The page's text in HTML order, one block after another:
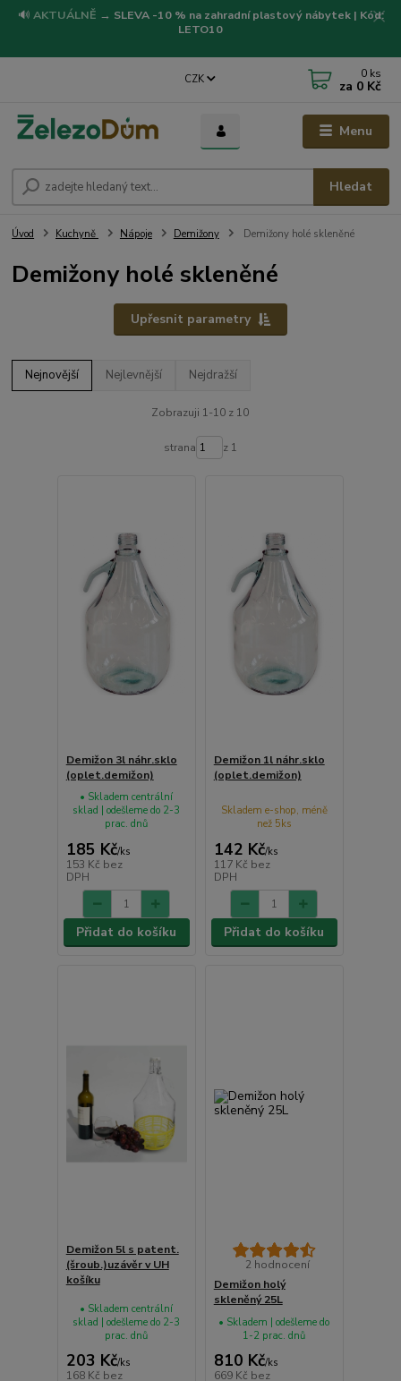
🔊 AKTUÁLNĚ → SLEVA -10 % na zahradní plastový nábytek | Kód:
LETO10
Menu
CZK
Hledat
0 ks
za 0 Kč
Úvod Kuchyně Nápoje Demižony Demižony holé skleněné
Demižony holé skleněné
Upřesnit parametry
Nejnovější Nejlevnější Nejdražší
Zobrazuji 1-10 z 10
strana z 1
Demižon 3l náhr.sklo
(oplet.demižon)
185 Kč/ks
153 Kč bez
DPH
• Skladem centrální
sklad | odešleme do 2-3
prac. dnů
Přidat do košíku
Demižon 1l náhr.sklo
(oplet.demižon)
142 Kč/ks
117 Kč bez
DPH
Skladem e-shop, méně
než 5ks
Přidat do košíku
Demižon 5l s patent.
(šroub.)uzávěr v UH
košíku
203 Kč/ks
168 Kč bez
• Skladem centrální
sklad | odešleme do 2-3
prac. dnů
2 hodnocení
Demižon holý
skleněný 25L
810 Kč/ks
669 Kč bez
• Skladem | odešleme do
1-2 prac. dnů